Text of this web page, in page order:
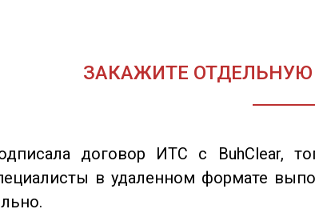
ЗАКАЖИТЕ ОТДЕЛЬНУЮ
договор ИТС с BuhClear,
в удаленном формате